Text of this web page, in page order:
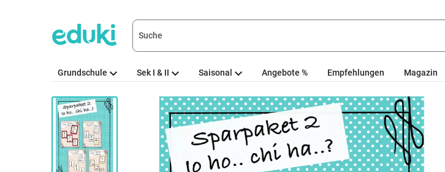
Grundschule Sek I & II Saisonal Angebote % Empfehlungen Magazin